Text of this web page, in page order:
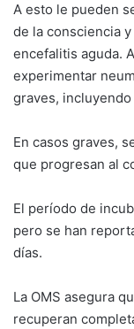
A esto le pueden
de la consciencia
encefalitis aguda.
experimentar
graves,
En casos graves,
que progresan al
El período de
pero se han
días.
La OMS asegura
recuperan